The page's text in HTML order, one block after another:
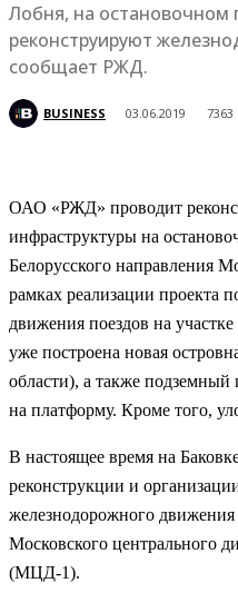
Лобня, на остановочном
реконструируют
сообщает РЖД.
BUSINESS 03.06.2019 7363
ОАО «РЖД» проводит
инфраструктуры на
Белорусского направления
рамках реализации проекта
движения поездов на
уже построена новая
области), а также
на платформу. Кроме того,
В настоящее время на
реконструкции и
железнодорожного
Московского центрального
(МЦД-1).